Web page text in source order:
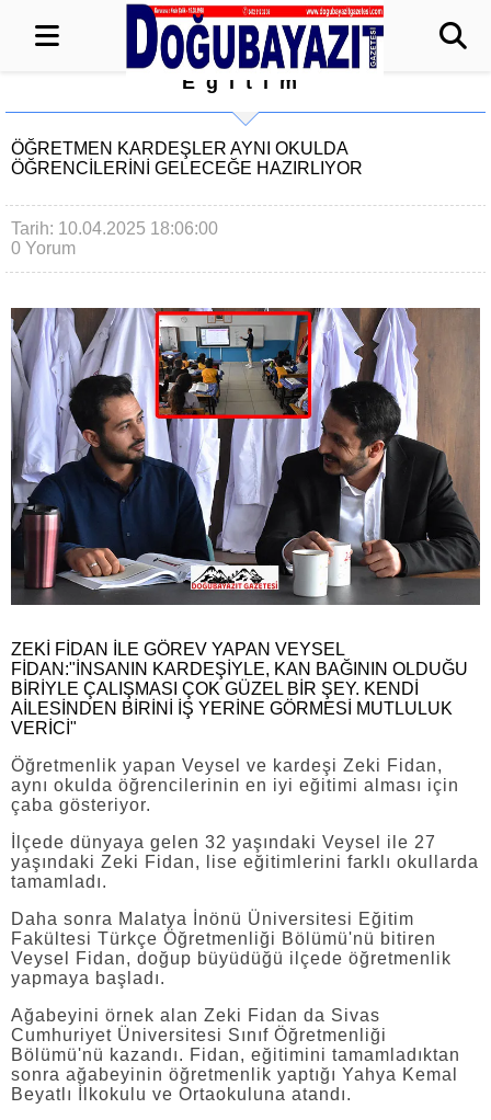
Eğitim
ÖĞRETMEN KARDEŞLER AYNI OKULDA
ÖĞRENCİLERİNİ GELECEĞE HAZIRLIYOR
Tarih: 10.04.2025 18:06:00
0 Yorum
ZEKİ FİDAN İLE GÖREV YAPAN VEYSEL
FİDAN:"İNSANIN KARDEŞİYLE, KAN BAĞININ OLDUĞU
BİRİYLE ÇALIŞMASI ÇOK GÜZEL BİR ŞEY. KENDİ
AİLESİNDEN BİRİNİ İŞ YERİNE GÖRMESİ MUTLULUK
VERİCİ"
Öğretmenlik yapan Veysel ve kardeşi Zeki Fidan,
aynı okulda öğrencilerinin en iyi eğitimi alması için
çaba gösteriyor.
İlçede dünyaya gelen 32 yaşındaki Veysel ile 27
yaşındaki Zeki Fidan, lise eğitimlerini farklı okullarda
tamamladı.
Daha sonra Malatya İnönü Üniversitesi Eğitim
Fakültesi Türkçe Öğretmenliği Bölümü'nü bitiren
Veysel Fidan, doğup büyüdüğü ilçede öğretmenlik
yapmaya başladı.
Ağabeyini örnek alan Zeki Fidan da Sivas
Cumhuriyet Üniversitesi Sınıf Öğretmenliği
Bölümü'nü kazandı. Fidan, eğitimini tamamladıktan
sonra ağabeyinin öğretmenlik yaptığı Yahya Kemal
Beyatlı İlkokulu ve Ortaokuluna atandı.